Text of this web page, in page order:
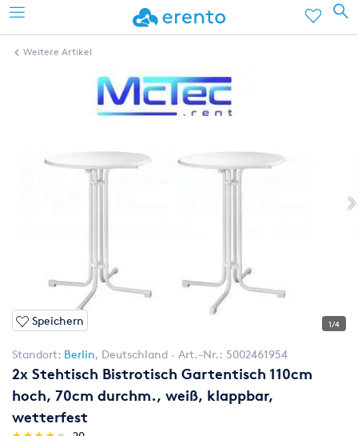
Weitere Artikel
Speichern 1/4
Standort: Berlin, Deutschland Art.-Nr.: 5002461954
2x Stehtisch Bistrotisch Gartentisch 110cm
hoch, 70cm durchm., weiß, klappbar,
wetterfest